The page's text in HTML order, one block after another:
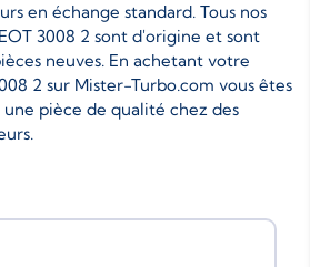
en échange standard. Tous nos
3008 2 sont d'origine et sont
neuves. En achetant votre
2 sur Mister-Turbo.com vous êtes
pièce de qualité chez des